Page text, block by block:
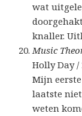
wat
knaller.
Music
Holly Day /
Mijn
laatste
weten